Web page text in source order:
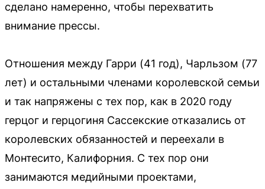
сделано намеренно, чтобы перехватить
внимание прессы.
Отношения между Гарри (41 год), Чарльзом (77
лет) и остальными членами королевской семьи
и так напряжены с тех пор, как в 2020 году
герцог и герцогиня Сассекские отказались от
королевских обязанностей и переехали в
Монтесито, Калифорния. С тех пор они
занимаются медийными проектами,